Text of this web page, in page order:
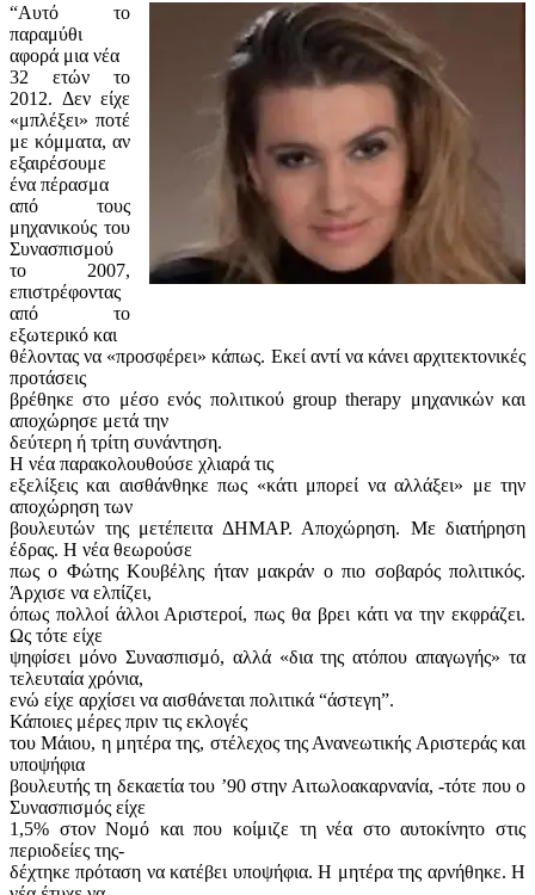
“Αυτό το
παραμύθι
αφορά μια νέα
32 ετών το
2012. Δεν είχε
«μπλέξει» ποτέ
με κόμματα, αν
εξαιρέσουμε
ένα πέρασμα
από τους
μηχανικούς του
Συνασπισμού
το 2007,
επιστρέφοντας
από το
εξωτερικό και
θέλοντας να «προσφέρει» κάπως. Εκεί αντί να κάνει αρχιτεκτονικές
προτάσεις
βρέθηκε στο μέσο ενός πολιτικού group therapy μηχανικών και
αποχώρησε μετά την
δεύτερη ή τρίτη συνάντηση.
Η νέα παρακολουθούσε χλιαρά τις
εξελίξεις και αισθάνθηκε πως «κάτι μπορεί να αλλάξει» με την
αποχώρηση των
βουλευτών της μετέπειτα ΔΗΜΑΡ. Αποχώρηση. Με διατήρηση
έδρας. Η νέα θεωρούσε
πως ο Φώτης Κουβέλης ήταν μακράν ο πιο σοβαρός πολιτικός.
Άρχισε να ελπίζει,
όπως πολλοί άλλοι Αριστεροί, πως θα βρει κάτι να την εκφράζει.
Ως τότε είχε
ψηφίσει μόνο Συνασπισμό, αλλά «δια της ατόπου απαγωγής» τα
τελευταία χρόνια,
ενώ είχε αρχίσει να αισθάνεται πολιτικά “άστεγη”.
Κάποιες μέρες πριν τις εκλογές
του Μάιου, η μητέρα της, στέλεχος της Ανανεωτικής Αριστεράς και
υποψήφια
βουλευτής τη δεκαετία του ’90 στην Αιτωλοακαρνανία, -τότε που ο
Συνασπισμός είχε
1,5% στον Νομό και που κοίμιζε τη νέα στο αυτοκίνητο στις
περιοδείες της-
δέχτηκε πρόταση να κατέβει υποψήφια. Η μητέρα της αρνήθηκε. Η